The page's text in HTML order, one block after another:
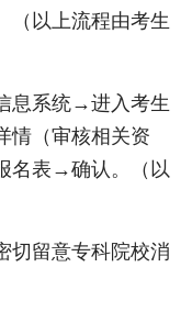
以上流程由考生
息系统→进入考生
（审核相关资
名表→确认。（以
切留意专科院校消